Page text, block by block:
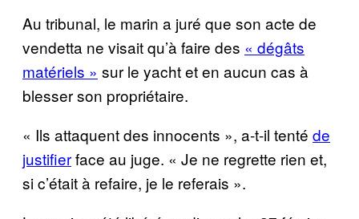
Au tribunal, le marin a juré que son acte de
vendetta ne visait qu’à faire des « dégâts
matériels » sur le yacht et en aucun cas à
blesser son propriétaire.
« Ils attaquent des innocents », a-t-il tenté de
justifierface au juge. « Je ne regrette rien et,
si c’était à refaire, je le referais ».